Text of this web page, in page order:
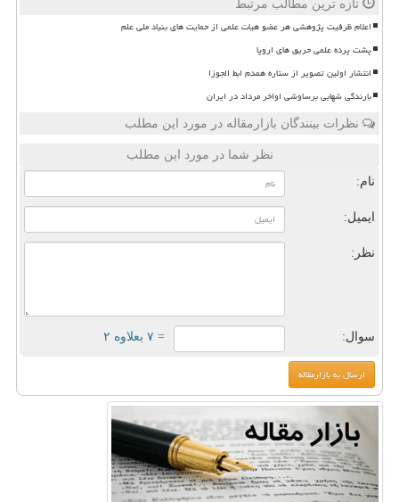
تازه ترین مطالب مرتبط
اعلام ظرفیت پژوهشی هر عضو هیات علمی از حمایت های بنیاد ملی علم
پشت پرده علمی حریق های اروپا
انتشار اولین تصویر از ستاره همدم ابط الجوزا
بارندگی شهابی برساوشی اواخر مرداد در ایران
نظرات بینندگان بازارمقاله در مورد این مطلب
نظر شما در مورد این مطلب
نام:
ایمیل:
نظر:
سوال: = ۷ بعلاوه ۲